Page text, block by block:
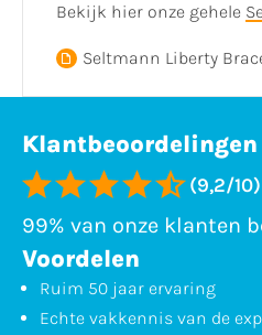
Bekijk hier onze gehele
Seltmann Liberty
Klantbeoordelingen
(9,2/10)
99% van onze klanten
Voordelen
Ruim 50 jaar ervaring
Echte vakkennis van de